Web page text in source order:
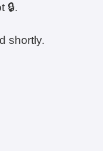
🔒.
shortly.